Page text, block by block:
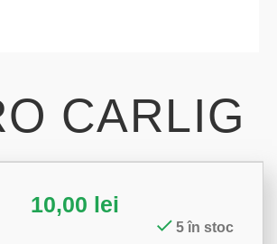
CARLIG
10,00 lei
5 în stoc